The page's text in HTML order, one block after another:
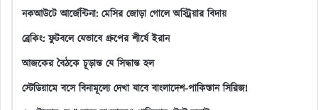
নকআউটে আর্জেন্টিনা: মেসির জোড়া গোলে অস্ট্রিয়ার বিদায়
ব্রেকিং: ফুটবলে যেভাবে গ্রুপের শীর্ষে ইরান
আজকের বৈঠকে চূড়ান্ত যে সিদ্ধান্ত হল
স্টেডিয়ামে বসে বিনামূল্যে দেখা যাবে বাংলাদেশ-পাকিস্তান সিরিজ!